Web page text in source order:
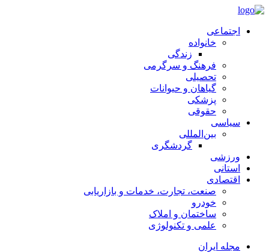
اجتماعی
خانواده
زندگی
فرهنگ و سرگرمی
تحصیلی
گیاهان و حیوانات
پزشکی
حقوقی
سیاسی
بین‌المللی
گردشگری
ورزشی
استانی
اقتصادی
صنعت، تجارت، خدمات و بازاریابی
خودرو
ساختمان و املاک
علمی و تکنولوژی
مجله ایران